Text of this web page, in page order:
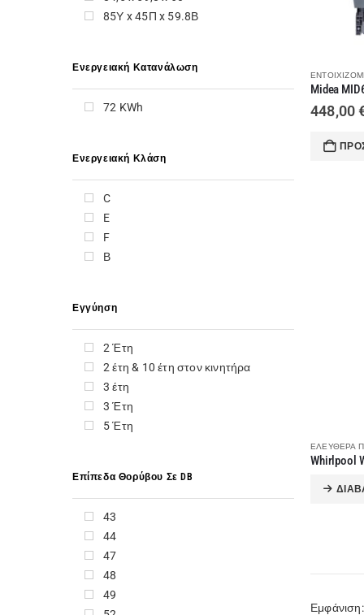
448,00
ΕΛΕΎΘΕΡΑ
Εμφάνιση:
DAIKIN
Elco
ELICA
ESKIMO
EXPERT
F+U
FELIX
FUJITSU
GEOTEC
GOLDMASTER
GORENJE
GREE
HAEGER
85Υ x 45Π x 59.8Β
Ενεργειακή Κατανάλωση
72 KWh
Ενεργειακή Κλάση
C
E
F
Β
Εγγύηση
2 Έτη
2 έτη & 10 έτη στον κινητήρα
3 έτη
3 Έτη
5 Έτη
Επίπεδα Θορύβου Σε DB
43
44
47
48
49